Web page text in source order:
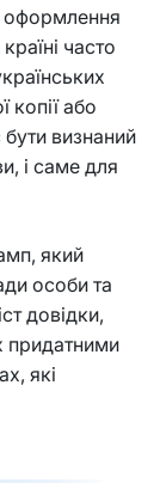
оформлення
часто
копії або
визнаний
і саме для
який
особи та
довідки,
придатними
які